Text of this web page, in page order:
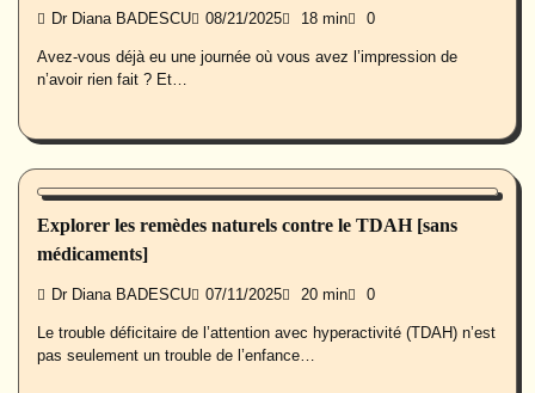
Dr Diana BADESCU 08/21/2025 18 min 0
Avez-vous déjà eu une journée où vous avez l’impression de
n’avoir rien fait ? Et…
Bébé Psycho
Explorer les remèdes naturels contre le TDAH [sans
médicaments]
Dr Diana BADESCU 07/11/2025 20 min 0
Le trouble déficitaire de l’attention avec hyperactivité (TDAH) n’est
pas seulement un trouble de l’enfance…